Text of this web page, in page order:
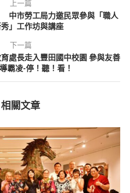
上一篇
中市勞工局力邀民眾參與「職人
」工作坊與講座
下一篇
處長走入豐田國中校園 參與友善
霸凌-停！聽！看！
相關文章